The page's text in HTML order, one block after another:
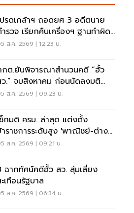
รดเกล้าฯ ถอดยศ 3 อดีตนาย
รวจ เรียกคืนเครื่องฯ ฐานทำผิด
ยร้ายแรง
ส.ค. 2569 | 12:23 น.
ต.ยันพิจารณาสำนวนคดี “ฮั้ว
.” จบสิงหาคม ก่อนนัดลงมติ
ยหลัง
ส.ค. 2569 | 09:23 น.
กมติ ครม. ล่าสุด แต่งตั้ง
ราชการระดับสูง 'พาณิชย์-ต่าง
ะเทศ-แรงงาน-ทส.'
ส.ค. 2569 | 09:21 น.
ฉากทัศน์คดีฮั้ว สว. สุ่มเสี่ยง
เทือนรัฐบาล
ส.ค. 2569 | 06:34 น.